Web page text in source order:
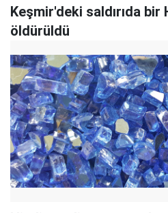
Keşmir'deki saldırıda
öldürüldü